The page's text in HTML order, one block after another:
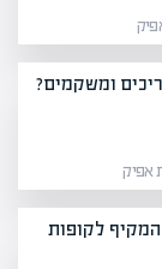
ומשקמים?
לקופות